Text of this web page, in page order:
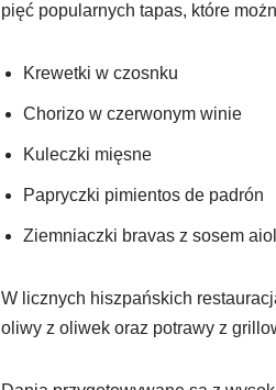
pięć popularnych tapas, które
Krewetki w czosnku
Chorizo w czerwonym winie
Kuleczki mięsne
Papryczki pimientos de padrón
Ziemniaczki bravas z sosem
W licznych hiszpańskich
oliwy z oliwek oraz potrawy z